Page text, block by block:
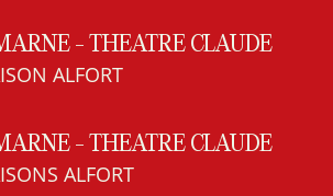
- THEATRE CLAUDE
ALFORT
- THEATRE CLAUDE
ALFORT